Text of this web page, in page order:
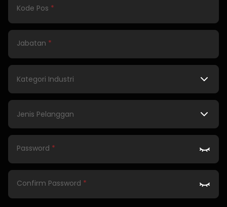
Kode Pos *
Jabatan *
Password *
Confirm Password *